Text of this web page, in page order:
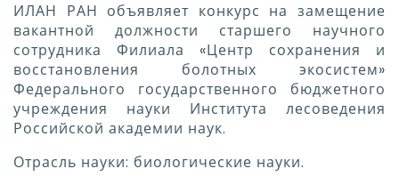
ИЛАН РАН объявляет конкурс на замещение
вакантной должности старшего научного
сотрудника Филиала «Центр сохранения и
восстановления болотных экосистем»
Федерального государственного бюджетного
учреждения науки Института лесоведения
Российской академии наук.
Отрасль науки: биологические науки.